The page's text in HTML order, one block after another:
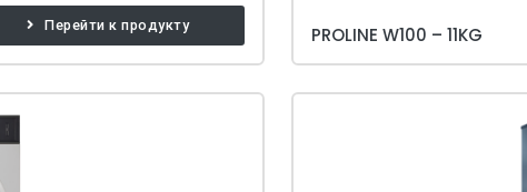
Перейти к продукту PROLINE W100 – 11KG